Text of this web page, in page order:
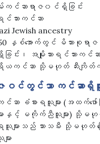
ကင်ဆာရာဇ၀င်ရှိခြင်း
ရင်သားကင်ဆာ
Jewish ancestry
နှစ်အောက်တွင် မိသားစုရာ
ြင်း၊ အမျိုးသားရင်သားကင်
ကင်ဆာ သို့မဟုတ် ဆီးကျိတ်
ဇဝင်တွင်သာ ကင်ဆာရှိသူမ
င်ဆာ ခံစားရသူများ (အထက်ဖေ
ားနှင့် မကိုက်ညီသူများ) သို့မ
သူများသည် သားသမီး သို့မဟုတ် မြေ
ား